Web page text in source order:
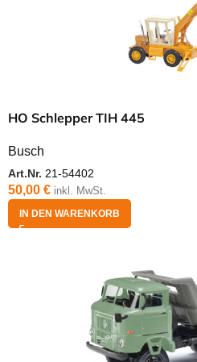
HO Schlepper TIH 445
Busch
Art.Nr. 21-54402
50,00 € inkl. MwSt.
IN DEN WARENKORB